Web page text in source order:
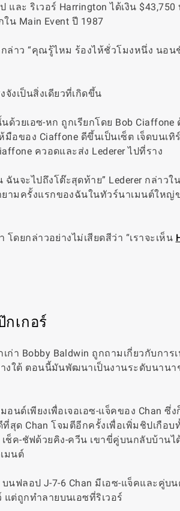
และ ริเวอร์ Harrington ได้เงิน
ใน Main Event ปี 1987
ล่าว “คุณรู้ไหม ร้องไห้ชั่วโมงหนึ่ง นอ
งเป็นสิ่งเดียวที่เกิดขึ้น
วยเอซ-หก ถูกเรียกโดย Bob Ciaffone
อของ Ciaffone ดีขึ้นเป็นเซ็ต เจ็ดบนเ
ควอดและส่ง Lederer ไปที่ราง
นจะไปถึงโต๊ะสุดท้าย” Lederer กล่าว
ยามครั้งแรกของฉันในทัวร์นาเมนต์ให
โดยกล่าวอย่างไม่เสียดสีว่า “เราจะเห็น
เกอร์
า Bobby Baldwin ถูกถามเกี่ยวกับการ
างใต้ ตอนนี้มันพัฒนาเป็นงานระดับนาน
อนด์เพียงเพื่อเจอเอซ-แจ็คของ Chan
ที่สุด Chan โจมตีอีกครั้งเพื่อเพิ่มชิปเกือ
เช็ค-ชัฟด้วยคิง-ควีน เขาขี่คู่บนกลับบ้าน
มนต์
นฟลอป J-7-6 Chan มีเอซ-แจ็คและคู่
แต่ถูกทำลายบนเอซที่ริเวอร์